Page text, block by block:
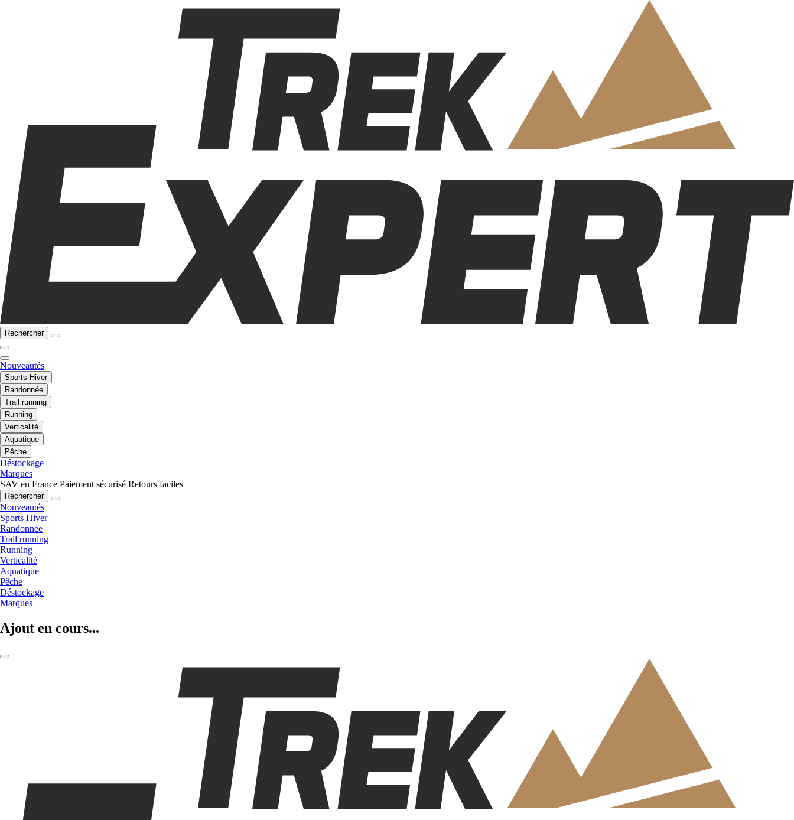
Rechercher
Nouveautés
Sports Hiver
Randonnée
Trail running
Running
Verticalité
Aquatique
Pêche
Déstockage
Marques
SAV en France Paiement sécurisé Retours faciles
Rechercher
Nouveautés
Sports Hiver
Randonnée
Trail running
Running
Verticalité
Aquatique
Pêche
Déstockage
Marques
Ajout en cours...